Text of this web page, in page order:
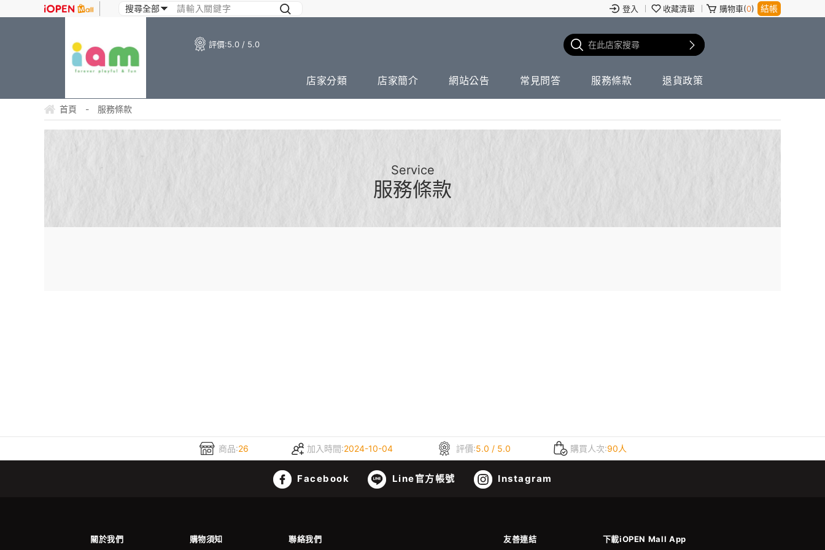
登入 收藏清單 購物車(0) 結帳
評價:5.0 / 5.0
店家分類 店家簡介 網站公告 常見問答 服務條款 退貨政策
首頁 - 服務條款
Service
服務條款
商品:26 加入時間:2024-10-04 評價:5.0 / 5.0 購買人次:90人
Facebook Line官方帳號 Instagram
關於我們 購物須知 聯絡我們 友善連結 下載iOPEN Mall App